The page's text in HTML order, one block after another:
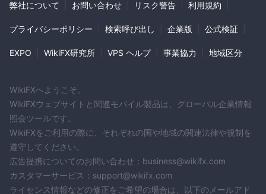
弊社について お問い合わせ リスク警告 利用規約
プライバシーポリシー 検索呼び出し 企業版 公式検証
EXPO WikiFX研究所 VPS ヘルプ 事業協力 地域区分
WikiFXへようこそ。
WikiFXウェブサイトと関連モバイル製品は、グローバル企業情報
照会ツールです。
WikiFXをご利用の際に、それぞれの国や地域の関連法律や規制を
遵守してください。
広告提携についてのお問い合わせ：business@wikifx.com
カスタマーサービス：support@wikifx.com
ライセンス情報などの修正をご希望の場合は、以下のメールアド